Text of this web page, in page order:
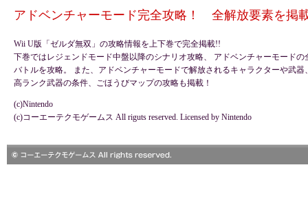
アドベンチャーモード完全攻略！ 全解放要素を掲
Wii U版「ゼルダ無双」の攻略情報を上下巻で完全掲載!!
下巻ではレジェンドモード中盤以降のシナリオ攻略、 アドベンチャーモードの
バトルを攻略。 また、アドベンチャーモードで解放されるキャラクターや武器、
高ランク武器の条件、ごほうびマップの攻略も掲載！
(c)Nintendo
(c)コーエーテクモゲームス All riguts reserved. Licensed by Nintendo